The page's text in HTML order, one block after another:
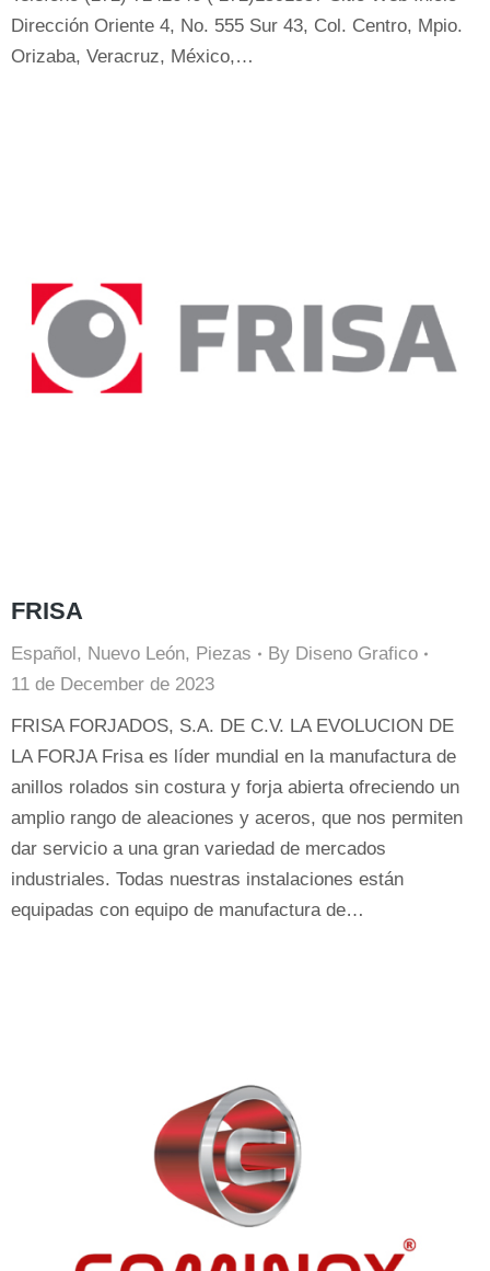
Dirección Oriente 4, No. 555 Sur 43, Col. Centro, Mpio.
Orizaba, Veracruz, México,…
FRISA
Español, Nuevo León, Piezas By Diseno Grafico
11 de December de 2023
FRISA FORJADOS, S.A. DE C.V. LA EVOLUCION DE
LA FORJA Frisa es líder mundial en la manufactura de
anillos rolados sin costura y forja abierta ofreciendo un
amplio rango de aleaciones y aceros, que nos permiten
dar servicio a una gran variedad de mercados
industriales. Todas nuestras instalaciones están
equipadas con equipo de manufactura de…